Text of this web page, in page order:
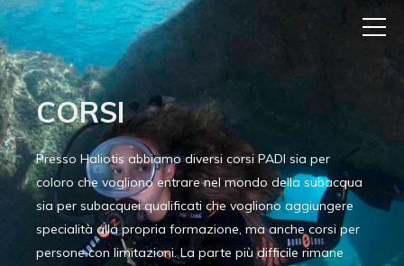
CORSI
Presso Haliotis abbiamo diversi corsi PADI sia per
coloro che vogliono entrare nel mondo della subacqua
sia per subacquei qualificati che vogliono aggiungere
specialità alla propria formazione, ma anche corsi per
persone con limitazioni. La parte più difficile rimane